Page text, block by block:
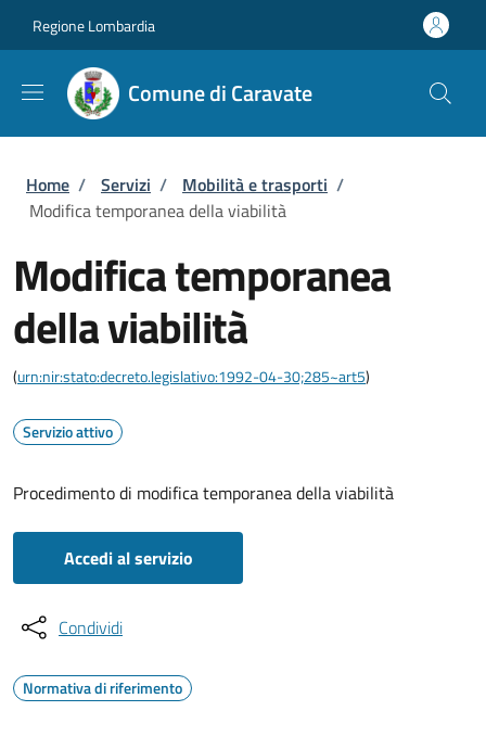
Regione Lombardia
Comune di Caravate
Briciole di pane
Home / Servizi / Mobilità e trasporti /
Modifica temporanea della viabilità
Modifica temporanea
della viabilità
(urn:nir:stato:decreto.legislativo:1992-04-30;285~art5)
Servizio attivo
Procedimento di modifica temporanea della viabilità
Accedi al servizio
Condividi
Normativa di riferimento